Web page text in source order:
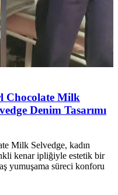
Chocolate Milk
Denim Tasarımı
Milk Selvedge, kadın
kenar ipliğiyle estetik bir
yumuşama süreci konforu